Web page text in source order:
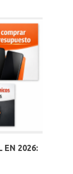
EN 2026: